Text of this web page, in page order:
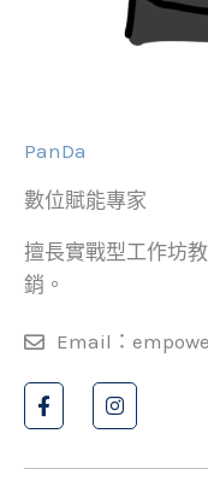
PanDa
數位賦能專家
擅長實戰型工作坊
銷。
Email：